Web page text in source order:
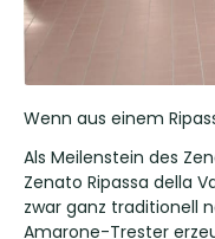
Wenn aus einem
Als Meilenstein des
Zenato Ripassa della
zwar ganz traditionell
Amarone-Trester